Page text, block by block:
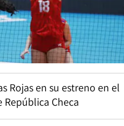
Rojas en su estreno en el
Checa